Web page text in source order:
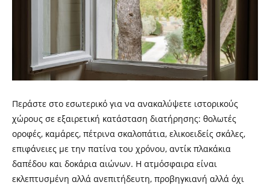
Περάστε στο εσωτερικό για να ανακαλύψετε ιστορικούς
χώρους σε εξαιρετική κατάσταση διατήρησης: θολωτές
οροφές, καμάρες, πέτρινα σκαλοπάτια, ελικοειδείς σκάλες,
επιφάνειες με την πατίνα του χρόνου, αντίκ πλακάκια
δαπέδου και δοκάρια αιώνων. Η ατμόσφαιρα είναι
εκλεπτυσμένη αλλά ανεπιτήδευτη, προβηγκιανή αλλά όχι